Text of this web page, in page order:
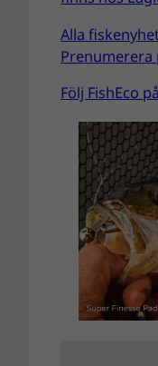
Alla
Prenumerera
Följ FishEco